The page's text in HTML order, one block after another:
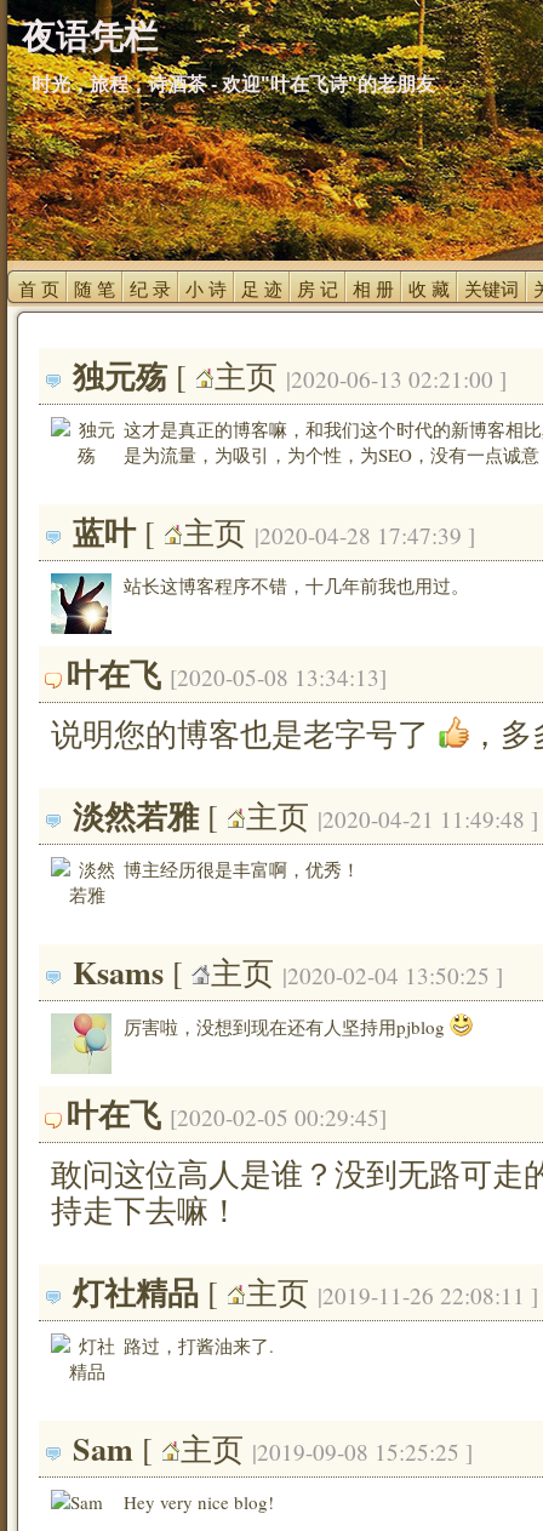
夜语凭栏
时光，旅程，诗酒茶 - 欢迎"叶在飞诗"的老朋友
首 页 随 笔 纪 录 小 诗 足 迹 房 记 相 册 收 藏 关键词
独元殇[ 主页 |2020-06-13 02:21:00 ]
这才是真正的博客嘛，和我们这个时代的新博客相
是为流量，为吸引，为个性，为SEO，没有一点诚
蓝叶[ 主页 |2020-04-28 17:47:39 ]
站长这博客程序不错，十几年前我也用过。
叶在飞 [2020-05-08 13:34:13]
说明您的博客也是老字号了 ，
淡然若雅[ 主页 |2020-04-21 11:49:48 ]
博主经历很是丰富啊，优秀！
Ksams [ 主页 |2020-02-04 13:50:25 ]
厉害啦，没想到现在还有人坚持用pjblog
叶在飞 [2020-02-05 00:29:45]
敢问这位高人是谁？没到无路可走
持走下去嘛！
灯社精品 [ 主页 |2019-11-26 22:08:11 ]
路过，打酱油来了.
Sam [ 主页 |2019-09-08 15:25:25 ]
Hey very nice blog!